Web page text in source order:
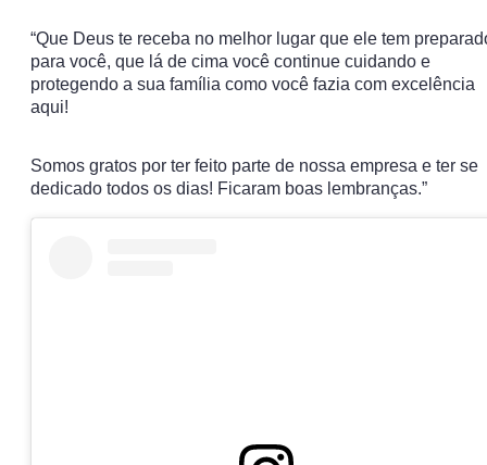
“Que Deus te receba no melhor lugar que ele tem
para você, que lá de cima você continue cuidando e
protegendo a sua família como você fazia com excelência
aqui!
Somos gratos por ter feito parte de nossa empresa e ter se
dedicado todos os dias! Ficaram boas lembranças.”